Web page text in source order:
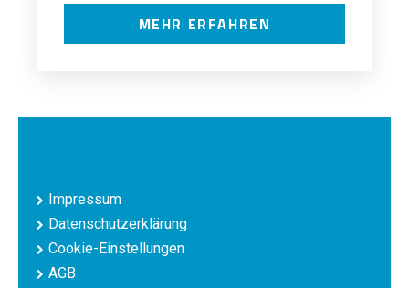
MEHR ERFAHREN
Impressum
Datenschutzerklärung
Cookie-Einstellungen
AGB